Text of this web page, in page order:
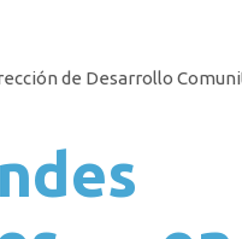
de Desarrollo